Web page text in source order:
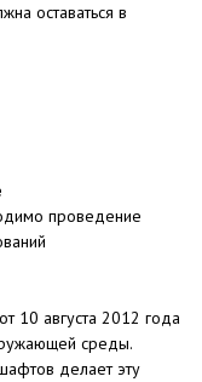
оставаться в
проведение
10 августа 2012 года
среды.
делает эту